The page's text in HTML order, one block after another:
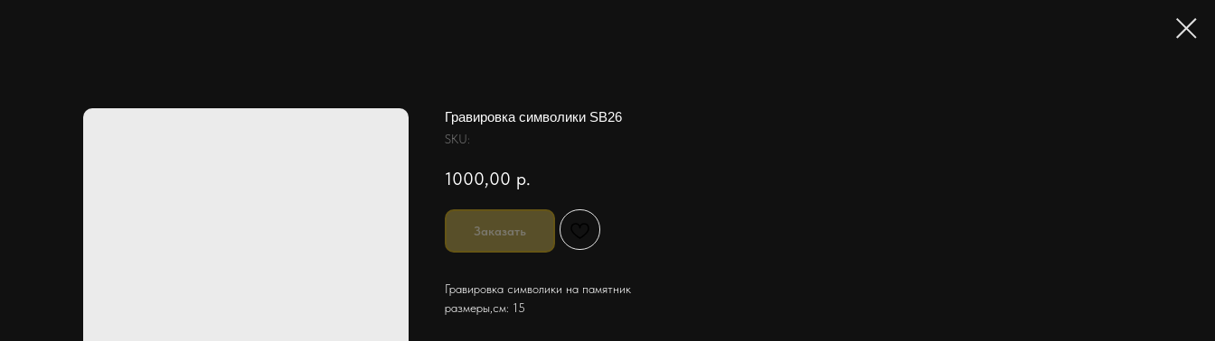
Гравировка символики SB26
SKU:
1000,00 р.
Заказать
Гравировка символики на памятник
размеры,см: 15